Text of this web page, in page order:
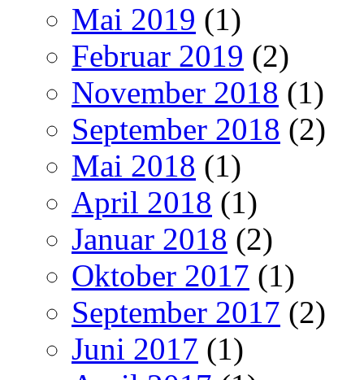
Mai 2019 (1)
Februar 2019 (2)
November 2018 (1)
September 2018 (2)
Mai 2018 (1)
April 2018 (1)
Januar 2018 (2)
Oktober 2017 (1)
September 2017 (2)
Juni 2017 (1)